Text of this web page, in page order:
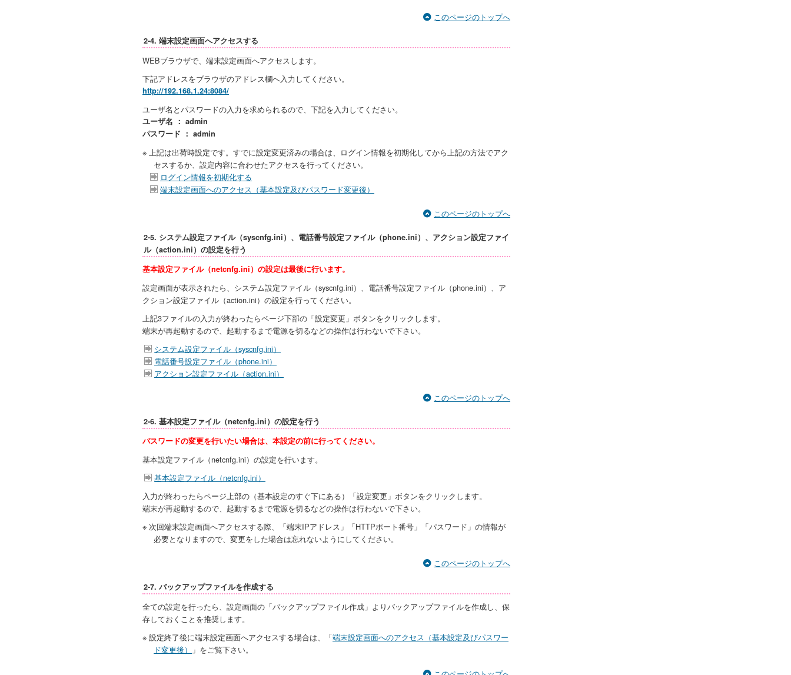
このページのトップへ
2-4. 端末設定画面へアクセスする
WEBブラウザで、端末設定画面へアクセスします。
下記アドレスをブラウザのアドレス欄へ入力してください。
http://192.168.1.24:8084/
ユーザ名とパスワードの入力を求められるので、下記を入力してください。
ユーザ名 ： admin
パスワード ： admin
※ 上記は出荷時設定です。すでに設定変更済みの場合は、ログイン情報を初期化してから上記の方法でアク
セスするか、設定内容に合わせたアクセスを行ってください。
ログイン情報を初期化する
端末設定画面へのアクセス（基本設定及びパスワード変更後）
このページのトップへ
2-5. システム設定ファイル（syscnfg.ini）、電話番号設定ファイル（phone.ini）、アクション設定ファイ
ル（action.ini）の設定を行う
基本設定ファイル（netcnfg.ini）の設定は最後に行います。
設定画面が表示されたら、システム設定ファイル（syscnfg.ini）、電話番号設定ファイル（phone.ini）、ア
クション設定ファイル（action.ini）の設定を行ってください。
上記3ファイルの入力が終わったらページ下部の「設定変更」ボタンをクリックします。
端末が再起動するので、起動するまで電源を切るなどの操作は行わないで下さい。
システム設定ファイル（syscnfg.ini）
電話番号設定ファイル（phone.ini）
アクション設定ファイル（action.ini）
このページのトップへ
2-6. 基本設定ファイル（netcnfg.ini）の設定を行う
パスワードの変更を行いたい場合は、本設定の前に行ってください。
基本設定ファイル（netcnfg.ini）の設定を行います。
基本設定ファイル（netcnfg.ini）
入力が終わったらページ上部の（基本設定のすぐ下にある）「設定変更」ボタンをクリックします。
端末が再起動するので、起動するまで電源を切るなどの操作は行わないで下さい。
※ 次回端末設定画面へアクセスする際、「端末IPアドレス」「HTTPポート番号」「パスワード」の情報が
必要となりますので、変更をした場合は忘れないようにしてください。
このページのトップへ
2-7. バックアップファイルを作成する
全ての設定を行ったら、設定画面の「バックアップファイル作成」よりバックアップファイルを作成し、保
存しておくことを推奨します。
※ 設定終了後に端末設定画面へアクセスする場合は、「端末設定画面へのアクセス（基本設定及びパスワー
ド変更後）
」をご覧下さい。